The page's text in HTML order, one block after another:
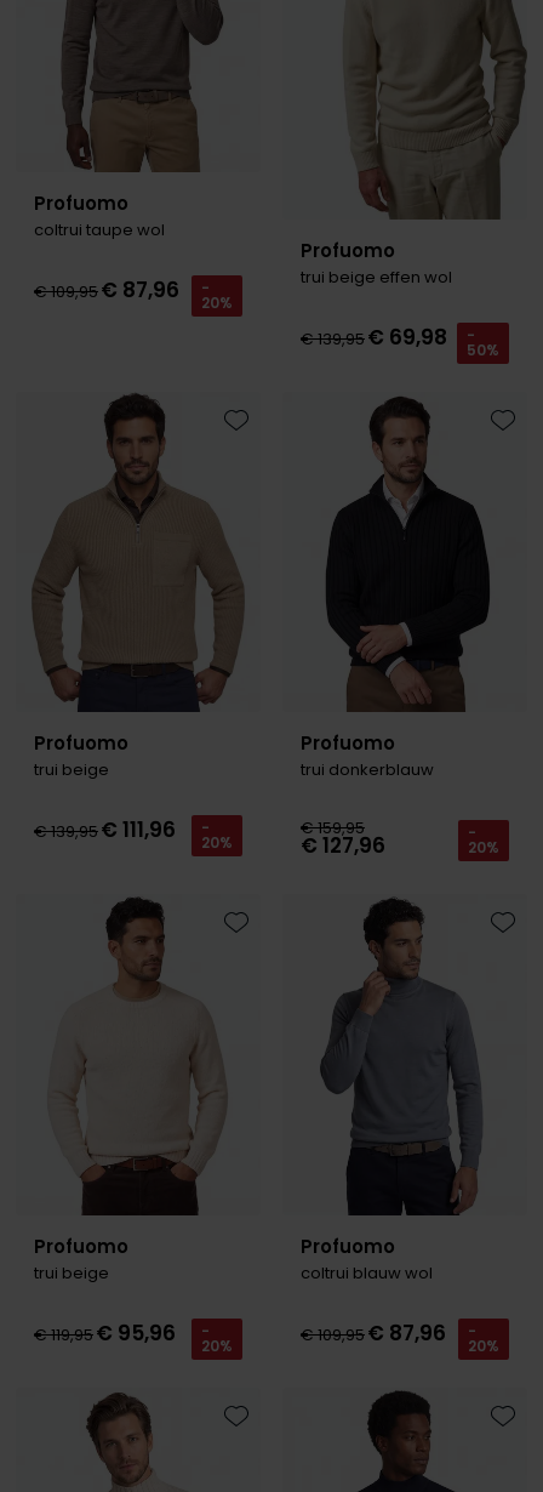
Profuomo
coltrui taupe wol
€ 109,95€ 87,96 -
20%
Profuomo
trui beige effen wol
€ 139,95€ 69,98 -
50%
Profuomo
trui beige
€ 139,95€ 111,96 -
20%
Toevoegen aan favorieten
Profuomo
trui donkerblauw
€ 159,95
€ 127,96 -
20%
Profuomo
trui beige
€ 119,95€ 95,96 -
20%
Toevoegen aan favorieten
Profuomo
coltrui blauw wol
€ 109,95€ 87,96 -
20%
Toevoegen aan favorieten